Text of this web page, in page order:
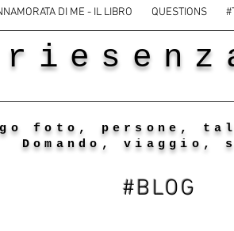
DI ME - IL LIBRO QUESTIONS
foto, persone,
Domando, viaggio,
#BLOG